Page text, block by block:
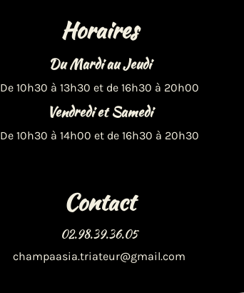
Horaires
Du Mardi au Jeudi
De 10h30 à 13h30 et de 16h30 à 20h00
Vendredi et Samedi
De 10h30 à 14h00 et de 16h30 à 20h30
Contact
02.98.39.36.05
champaasia.triateur@gmail.com